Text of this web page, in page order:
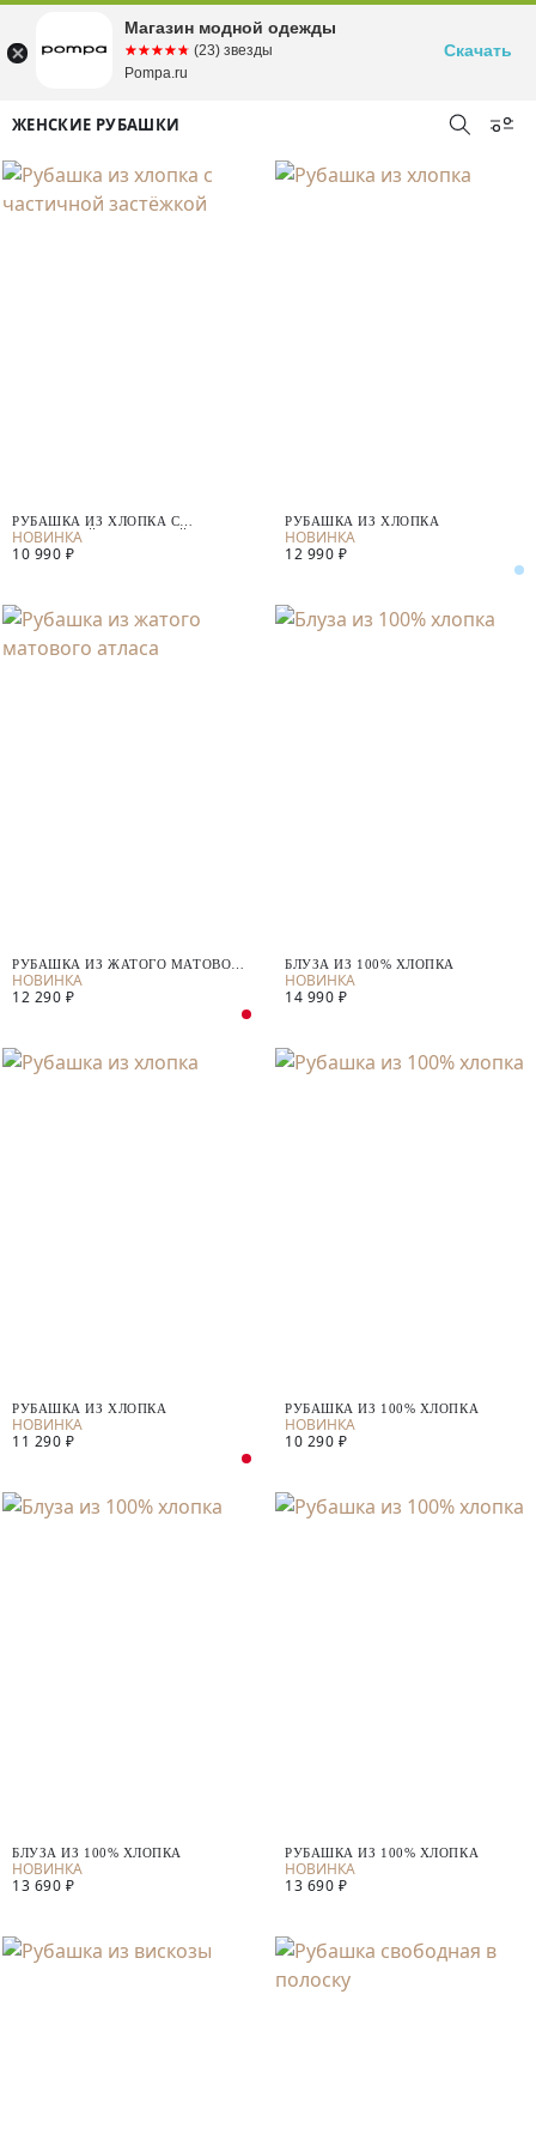
ЖЕНСКИЕ РУБАШКИ
РУБАШКА ИЗ ХЛОПКА С
ЧАСТИЧНОЙ ЗАСТЁЖКОЙ
10 990 ₽
РУБАШКА ИЗ ХЛОПКА
12 990 ₽
РУБАШКА ИЗ ЖАТОГО МАТОВОГО
АТЛАСА
12 290 ₽
БЛУЗА ИЗ 100% ХЛОПКА
14 990 ₽
РУБАШКА ИЗ ХЛОПКА
11 290 ₽
РУБАШКА ИЗ 100% ХЛОПКА
10 290 ₽
БЛУЗА ИЗ 100% ХЛОПКА
13 690 ₽
РУБАШКА ИЗ 100% ХЛОПКА
13 690 ₽
Магазин модной одежды
☆☆☆☆☆
★★★★★ (23) звезды
Pompa.ru
Скачать